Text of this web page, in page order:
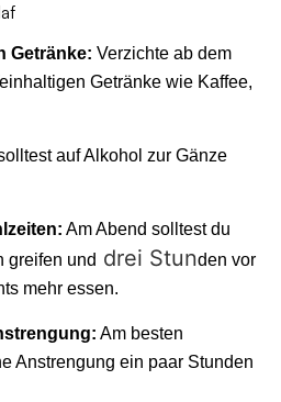
Getränke: Verzichte ab dem
Getränke wie Kaffee,
auf Alkohol zur Gänze
Am Abend solltest du
greifen und drei Stunden vor
mehr essen.
Am besten
Anstrengung ein paar Stunden